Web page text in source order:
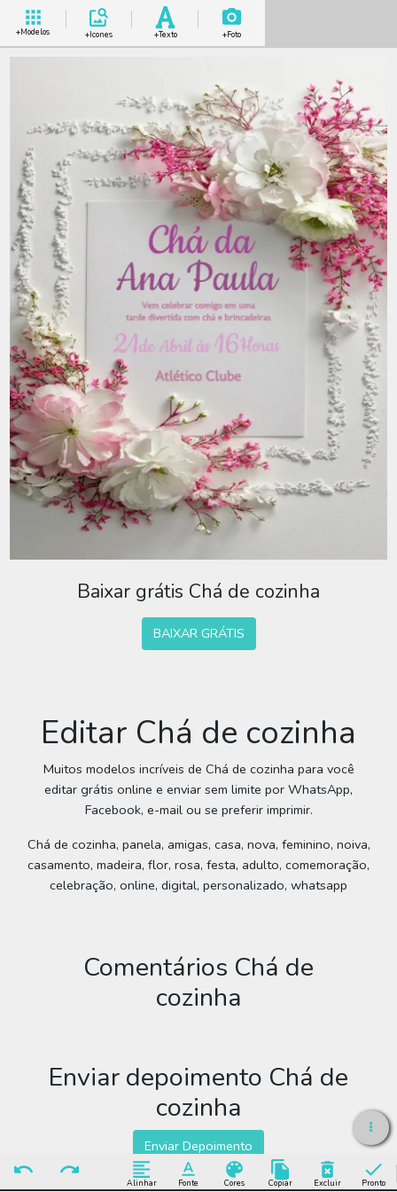
+Modelos +Icones +Texto +Foto
Alinhar Fonte Cores Copiar Excluir Pronto
Baixar grátis Chá de cozinha
BAIXAR GRÁTIS
Editar Chá de cozinha
Muitos modelos incríveis de Chá de cozinha para você
editar grátis online e enviar sem limite por WhatsApp,
Facebook, e-mail ou se preferir imprimir.
Chá de cozinha, panela, amigas, casa, nova, feminino, noiva,
casamento, madeira, flor, rosa, festa, adulto, comemoração,
celebração, online, digital, personalizado, whatsapp
Comentários Chá de
cozinha
Enviar depoimento Chá de
cozinha
Enviar Depoimento